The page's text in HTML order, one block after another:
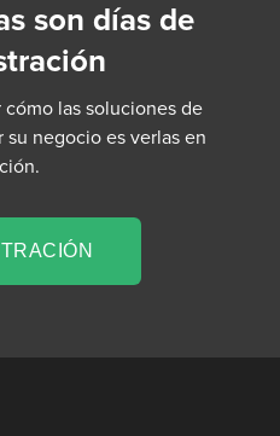
son días de
las soluciones de
su negocio es verlas en